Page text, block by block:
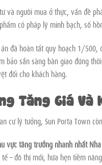
và người mua ở thực, vấn đề
có pháp lý minh bạch, sổ
đã hoàn tất quy hoạch 1/
bảo sẵn sàng bàn giao đúng
đối cho khách hàng.
Tăng Giá
cư lý tưởng, Sun Porta Town
vực tăng trưởng nhanh nhất
tế – đô thị mới, hứa hẹn tiềm